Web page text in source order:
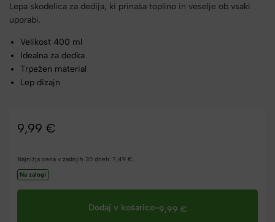
Lepa skodelica za dedija, ki prinaša toplino in veselje ob vsaki
uporabi.
Velikost 400 ml
Idealna za dedka
Trpežen material
Lep dizajn
9,99 €
Najnižja cena v zadnjih 30 dneh: 7,49 €
Na zalogi
Dodaj v košarico-9,99 €